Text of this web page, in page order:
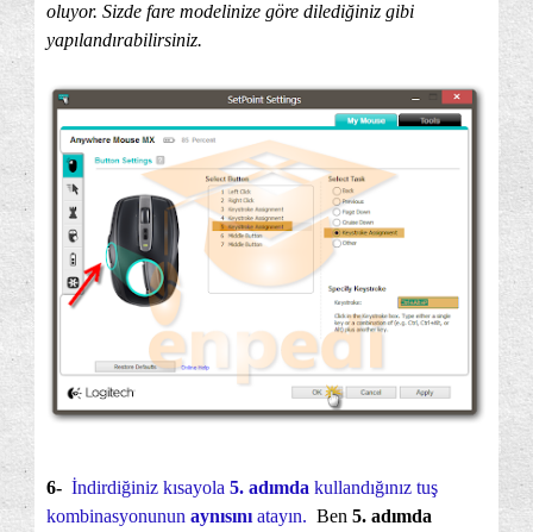
oluyor. Sizde fare modelinize göre dilediğiniz gibi
yapılandırabilirsiniz.
6- İndirdiğiniz kısayola 5. adımda kullandığınız tuş
kombinasyonunun aynısını atayın. Ben 5. adımda